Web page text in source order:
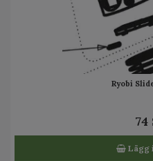
Ryobi
74
Lägg